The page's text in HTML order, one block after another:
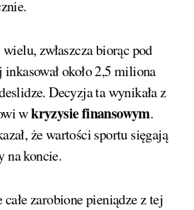
zwłaszcza biorąc pod
około 2,5 miliona
Decyzja ta wynikała z
wkryzysie finansowym.
że wartości sportu sięgają
na koncie.
zarobione pieniądze z tej